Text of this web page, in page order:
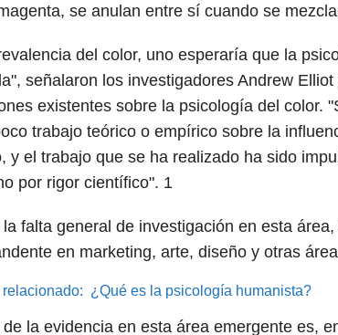
se anulan entre sí cuando se
del color, uno esperaría que la
señalaron los investigadores Andrew
existentes sobre la psicología del color.
trabajo teórico o empírico sobre la
y el trabajo que se ha realizado ha sido
por rigor científico". 1
falta general de investigación en esta
en marketing, arte, diseño y otras
¿Qué es la psicología humanista?
la evidencia en esta área emergente es,